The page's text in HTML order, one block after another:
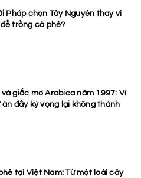
Pháp chọn Tây Nguyên thay vì
trồng cà phê?
giấc mơ Arabica năm 1997: Vì
đầy kỳ vọng lại không thành
tại Việt Nam: Từ một loài cây